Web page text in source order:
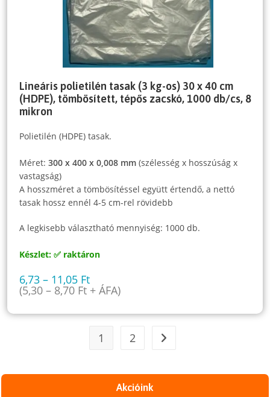
Lineáris polietilén tasak (3 kg-os) 30 x 40 cm
(HDPE), tömbösített, tépős zacskó, 1000 db/cs, 8
mikron
Polietilén (HDPE) tasak.
Méret:300 x 400 x 0,008 mm (szélesség x hosszúság x
vastagság)
A hosszméret a tömbösítéssel együtt értendő, a nettó
tasak hossz ennél 4-5 cm-rel rövidebb
A legkisebb választható mennyiség: 1000 db.
Készlet: ✅ raktáron
6,73– 11,05 Ft
(5,30– 8,70 Ft + ÁFA)
1 2
Akcióink